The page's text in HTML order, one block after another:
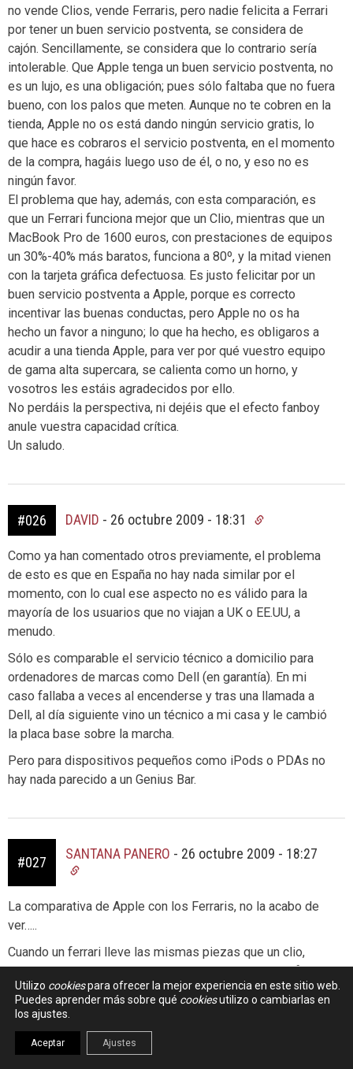
no vende Clios, vende Ferraris, pero nadie felicita a Ferrari
por tener un buen servicio postventa, se considera de
cajón. Sencillamente, se considera que lo contrario sería
intolerable. Que Apple tenga un buen servicio postventa, no
es un lujo, es una obligación; pues sólo faltaba que no fuera
bueno, con los palos que meten. Aunque no te cobren en la
tienda, Apple no os está dando ningún servicio gratis, lo
que hace es cobraros el servicio postventa, en el momento
de la compra, hagáis luego uso de él, o no, y eso no es
ningún favor.
El problema que hay, además, con esta comparación, es
que un Ferrari funciona mejor que un Clio, mientras que un
MacBook Pro de 1600 euros, con prestaciones de equipos
un 30%-40% más baratos, funciona a 80º, y la mitad vienen
con la tarjeta gráfica defectuosa. Es justo felicitar por un
buen servicio postventa a Apple, porque es correcto
incentivar las buenas conductas, pero Apple no os ha
hecho un favor a ninguno; lo que ha hecho, es obligaros a
acudir a una tienda Apple, para ver por qué vuestro equipo
de gama alta supercara, se calienta como un horno, y
vosotros les estáis agradecidos por ello.
No perdáis la perspectiva, ni dejéis que el efecto fanboy
anule vuestra capacidad crítica.
Un saludo.
#026 DAVID - 26 octubre 2009 - 18:31
Como ya han comentado otros previamente, el problema
de esto es que en España no hay nada similar por el
momento, con lo cual ese aspecto no es válido para la
mayoría de los usuarios que no viajan a UK o EE.UU, a
menudo.
Sólo es comparable el servicio técnico a domicilio para
ordenadores de marcas como Dell (en garantía). En mi
caso fallaba a veces al encenderse y tras una llamada a
Dell, al día siguiente vino un técnico a mi casa y le cambió
la placa base sobre la marcha.
Pero para dispositivos pequeños como iPods o PDAs no
hay nada parecido a un Genius Bar.
#027
SANTANA PANERO - 26 octubre 2009 - 18:27
La comparativa de Apple con los Ferraris, no la acabo de
ver…..
Cuando un ferrari lleve las mismas piezas que un clio,
tendrá lógica esa comparación. Mientras tanto, está fuera
de lugar.
Un Mac no lleva nada que un pc no pueda tener. La única
diferencia es que no hay macs por menos de 875 euros,
mientras que sí hay pc´s más asequibles (como tb los hay
Utilizo cookiespara ofrecer la mejor experiencia en este sitio web.
Puedes aprender más sobre qué cookiesutilizo o cambiarlas en
los ajustes.
Aceptar Ajustes